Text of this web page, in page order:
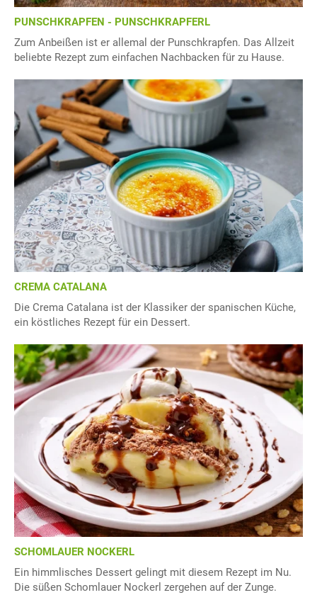
PUNSCHKRAPFEN - PUNSCHKRAPFERL
Zum Anbeißen ist er allemal der Punschkrapfen. Das Allzeit
beliebte Rezept zum einfachen Nachbacken für zu Hause.
CREMA CATALANA
Die Crema Catalana ist der Klassiker der spanischen Küche,
ein köstliches Rezept für ein Dessert.
SCHOMLAUER NOCKERL
Ein himmlisches Dessert gelingt mit diesem Rezept im Nu.
Die süßen Schomlauer Nockerl zergehen auf der Zunge.